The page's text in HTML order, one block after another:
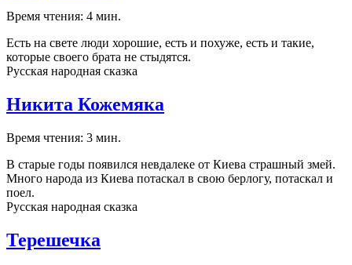
Время чтения: 4 мин.
Есть на свете люди хорошие, есть и похуже, есть и такие,
которые своего брата не стыдятся.
Русская народная сказка
Никита Кожемяка
Время чтения: 3 мин.
В старые годы появился невдалеке от Киева страшный змей.
Много народа из Киева потаскал в свою берлогу, потаскал и
поел.
Русская народная сказка
Терешечка